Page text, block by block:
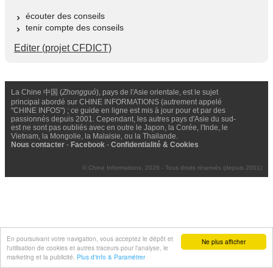
Ne plus afficher
En poursuivant votre navigation, vous acceptez le dépôt et
l'utilisation de cookies et autres traceurs pour l'analyse, le
marketing et la publicité. Plus d'info & Paramétrer
écouter des conseils
tenir compte des conseils
Editer (projet CFDICT)
La Chine 中国 (Zhongguó), pays de l'Asie orientale, est le sujet
principal abordé sur CHINE INFORMATIONS (autrement appelé
"CHINE INFOS") ; ce guide en ligne est mis à jour pour et par des
passionnés depuis 2001. Cependant, les autres pays d'Asie du sud-
est ne sont pas oubliés avec en outre le Japon, la Corée, l'Inde, le
Vietnam, la Mongolie, la Malaisie, ou la Thailande.
Nous contacter - Facebook - Confidentialité & Cookies
© Chine Informations, 2026 - Tous droits réservés (depuis 2001)